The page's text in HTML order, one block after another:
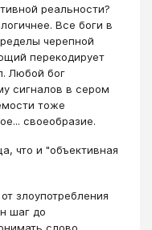
реальности?
Все боги в
черепной
перекодирует
Любой бог
сигналов в сером
тоже
своеобразие.
что и "объективная
злоупотребления
шаг до
слово